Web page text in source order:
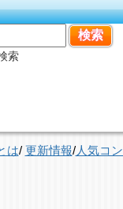
索
は/ 更新情報/人気コ